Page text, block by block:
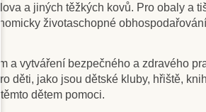
a jiných těžkých kovů. Pro obaly a
životaschopné
a vytváření bezpečného a zdravého
děti, jako jsou dětské kluby, hřiště,
dětem pomoci.